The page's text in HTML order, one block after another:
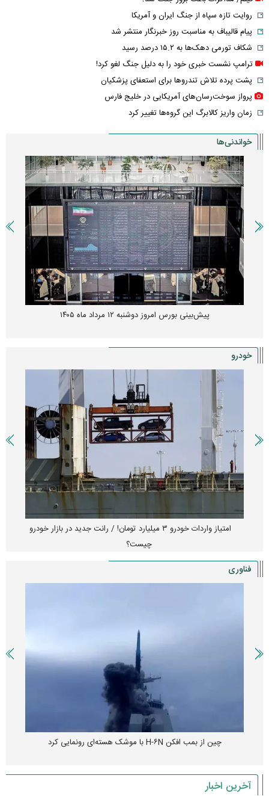
روایت تازه سپاه از جنگ ایران و آمریکا
پیام قالیباف به مناسبت روز خبرنگار منتشر شد
شکاف تورمی دهک‌ها به ۱۵.۲ درصد رسید
ترامپ نشست خبری خود را به دلیل جنگ لغو کرد!
پشت پرده تلاش تندروها برای استعفای پزشکیان
پرواز سوخت‌رسان‌های آمریکایی در خلیج فارس
زمان واریز کالابرگ این گروه‌ها تغییر کرد
خواندنی‌ها
پیش‌بینی بورس امروز دوشنبه ۱۲ مرداد ماه ۱۴۰۵
خودرو
امتیاز واردات خودرو ۳ میلیارد تومان! / رانت جدید در بازار خودرو
چیست؟
فناوری
چین از بمب افکن H-۶N با موشک هسته‌ای رونمایی کرد
آخرین اخبار